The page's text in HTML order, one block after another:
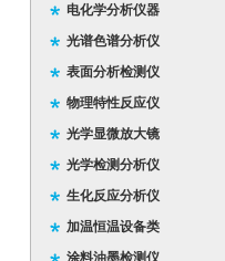
电化学分析仪器
光谱色谱分析仪
表面分析检测仪
物理特性反应仪
光学显微放大镜
光学检测分析仪
生化反应分析仪
加温恒温设备类
涂料油墨检测仪